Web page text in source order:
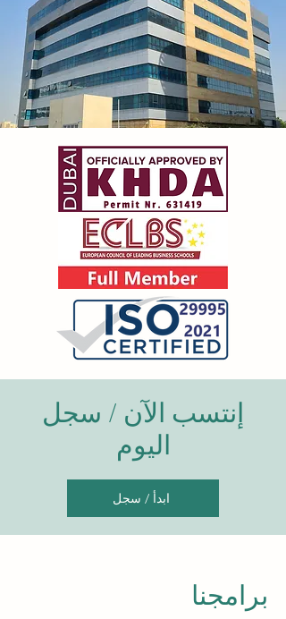
إنتسب الآن / سجل
اليوم
ابدأ / سجل
برامجنا